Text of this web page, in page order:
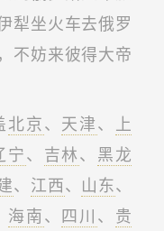
犁坐火车去俄罗
不妨来彼得大帝
北京、 天津、 上
宁、 吉林、 黑龙
、 江西、 山东、
海南、 四川、 贵